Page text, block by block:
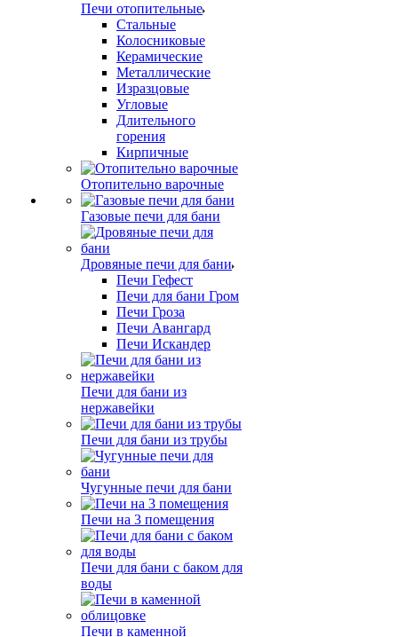
Печи отопительные
Стальные
Колосниковые
Керамические
Металлические
Изразцовые
Угловые
Длительного
горения
Кирпичные
Отопительно варочные
Газовые печи для бани
Дровяные печи для бани
Печи Гефест
Печи для бани Гром
Печи Гроза
Печи Авангард
Печи Искандер
Печи для бани из
нержавейки
Печи для бани из трубы
Чугунные печи для бани
Печи на 3 помещения
Печи для бани с баком для
воды
Печи в каменной